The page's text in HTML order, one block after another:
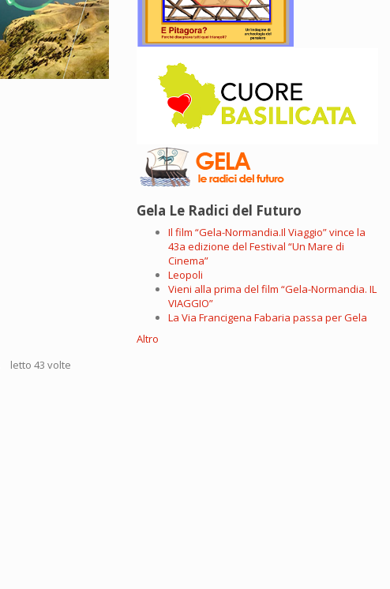
letto 43 volte
Gela Le Radici del Futuro
Il film “Gela-Normandia.Il Viaggio” vince la
43a edizione del Festival “Un Mare di
Cinema”
Leopoli
Vieni alla prima del film “Gela-Normandia. IL
VIAGGIO”
La Via Francigena Fabaria passa per Gela
Altro